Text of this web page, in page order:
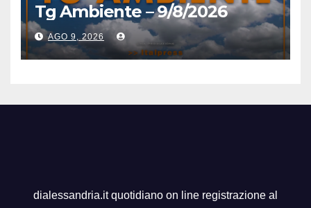
Tg Ambiente – 9/8/2026
AGO 9, 2026
dialessandria.it quotidiano on line registrazione al